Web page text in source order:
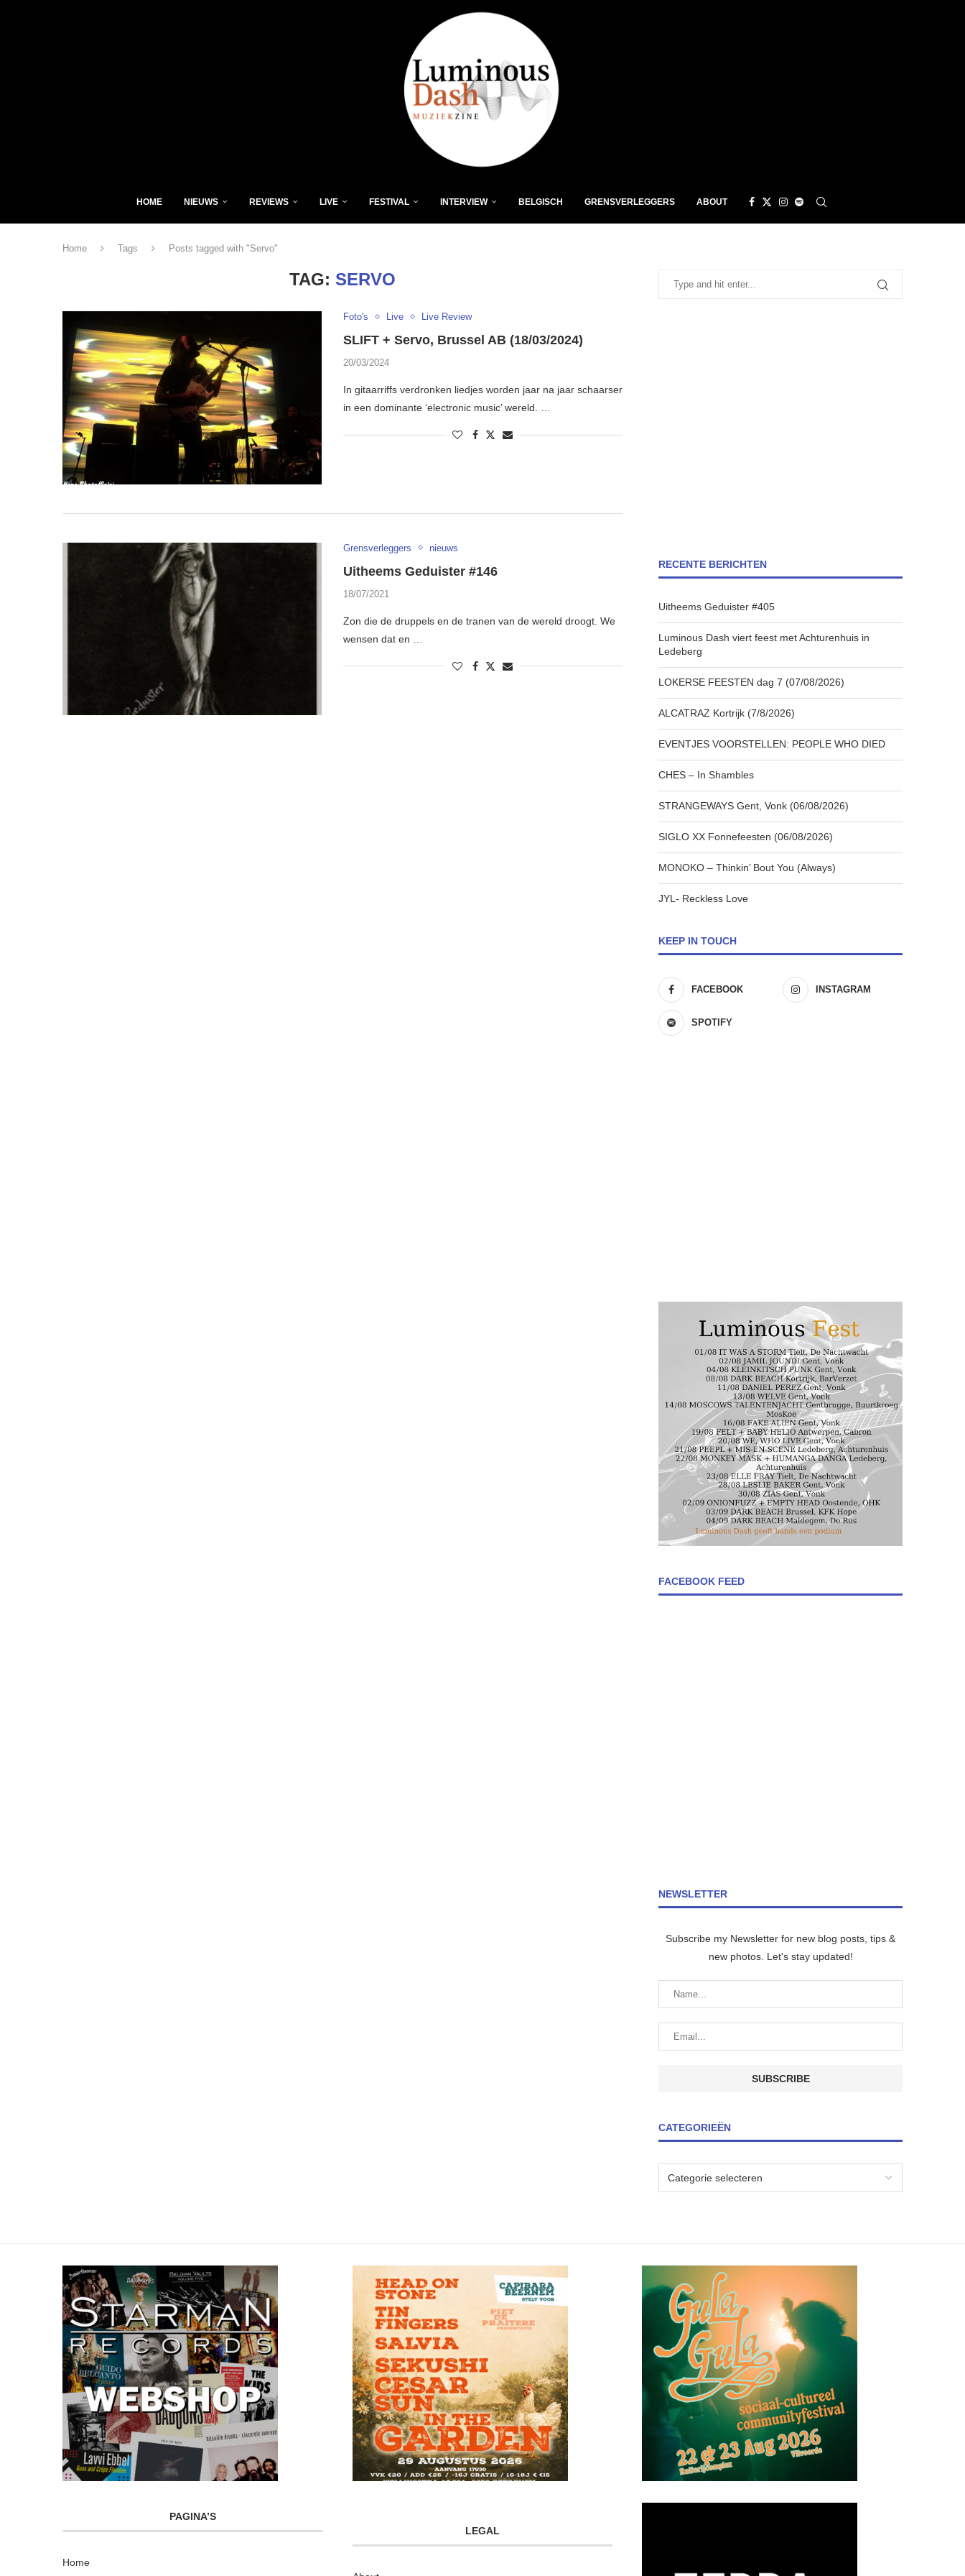
HOME NIEUWS REVIEWS LIVE FESTIVAL INTERVIEW BELGISCH GRENSVERLEGGERS ABOUT
Home Tags Posts tagged with "Servo"
TAG: SERVO
Foto's Live Live Review
SLIFT + Servo, Brussel AB (18/03/2024)
20/03/2024
In gitaarriffs verdronken liedjes worden jaar na jaar schaarser
in een dominante ‘electronic music’ wereld. …
Grensverleggers nieuws
Uitheems Geduister #146
18/07/2021
Zon die de druppels en de tranen van de wereld droogt. We
wensen dat en …
RECENTE BERICHTEN
Uitheems Geduister #405
Luminous Dash viert feest met Achturenhuis in
Ledeberg
LOKERSE FEESTEN dag 7 (07/08/2026)
ALCATRAZ Kortrijk (7/8/2026)
EVENTJES VOORSTELLEN: PEOPLE WHO DIED
CHES – In Shambles
STRANGEWAYS Gent, Vonk (06/08/2026)
SIGLO XX Fonnefeesten (06/08/2026)
MONOKO – Thinkin’ Bout You (Always)
JYL- Reckless Love
KEEP IN TOUCH
FACEBOOK INSTAGRAM
SPOTIFY
FACEBOOK FEED
NEWSLETTER
Subscribe my Newsletter for new blog posts, tips &
new photos. Let's stay updated!
CATEGORIEËN
PAGINA’S
Home
LEGAL